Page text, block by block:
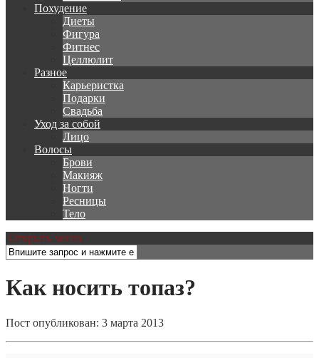
Похудение
Диеты
Фигура
Фитнес
Целлюлит
Разное
Карьеристка
Подарки
Свадьба
Уход за собой
Лицо
Волосы
Брови
Макияж
Ногти
Ресницы
Тело
Открыть меню
Как носить топаз?
Пост опубликован: 3 марта 2013